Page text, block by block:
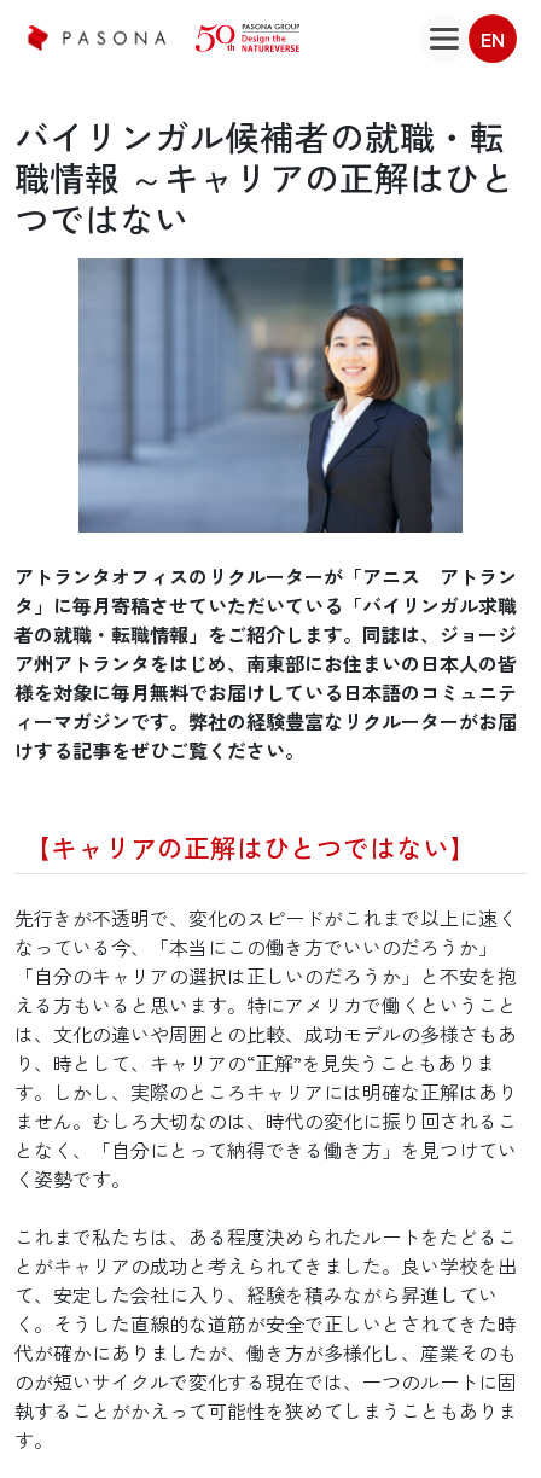
EN
バイリンガル候補者の就職・転
職情報 ～キャリアの正解はひと
つではない
アトランタオフィスのリクルーターが「アニス アトラン
タ」に毎月寄稿させていただいている「バイリンガル求職
者の就職・転職情報」をご紹介します。同誌は、ジョージ
ア州アトランタをはじめ、南東部にお住まいの日本人の皆
様を対象に毎月無料でお届けしている日本語のコミュニテ
ィーマガジンです。弊社の経験豊富なリクルーターがお届
けする記事をぜひご覧ください。
【キャリアの正解はひとつではない】
先行きが不透明で、変化のスピードがこれまで以上に速く
なっている今、「本当にこの働き方でいいのだろうか」
「自分のキャリアの選択は正しいのだろうか」と不安を抱
える方もいると思います。特にアメリカで働くということ
は、文化の違いや周囲との比較、成功モデルの多様さもあ
り 、 時として、キャリアの“正解”を見失うこともありま
す。しかし、実際のところキャリアには明確な正解はあり
ません。むしろ大切なのは、時代の変化に振り回されるこ
となく、「自分にとって納得できる働き方」を見つけてい
く姿勢です。
これまで私たちは、ある程度決められたルートをたどるこ
とがキャリアの成功と考えられてきました。良い学校を出
て、安定した会社に入り、経験を積みながら昇進してい
く。そうした直線的な道筋が安全で正しいとされてきた時
代が確かにありましたが、働き方が多様化し、産業そのも
のが短いサイクルで変化する現在では、一つのルートに固
執することがかえって可能性を狭めてしまうこともありま
す。